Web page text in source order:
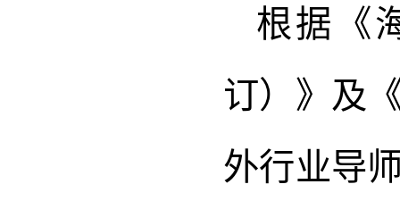
根据《
订）》及
外行业导